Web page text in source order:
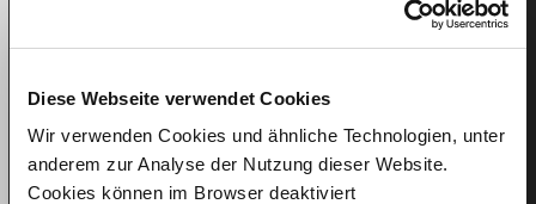
Diese Webseite verwendet Cookies
Wir verwenden Cookies und ähnliche Technologien, unter
anderem zur Analyse der Nutzung dieser Website.
Cookies können im Browser deaktiviert
Employee registration
Win a Language Course